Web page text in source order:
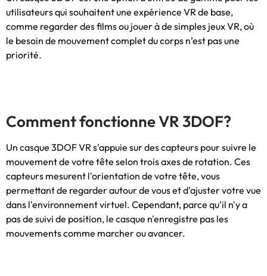
utilisateurs qui souhaitent une expérience VR de base,
comme regarder des films ou jouer à de simples jeux VR, où
le besoin de mouvement complet du corps n’est pas une
priorité.
Comment fonctionne VR 3DOF?
Un casque 3DOF VR s'appuie sur des capteurs pour suivre le
mouvement de votre tête selon trois axes de rotation. Ces
capteurs mesurent l'orientation de votre tête, vous
permettant de regarder autour de vous et d'ajuster votre vue
dans l'environnement virtuel. Cependant, parce qu'il n'y a
pas de suivi de position, le casque n'enregistre pas les
mouvements comme marcher ou avancer.